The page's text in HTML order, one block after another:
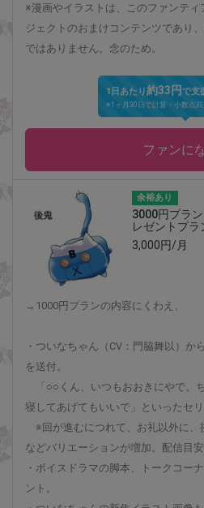
※漫画やイラストは、このファンティ
ジェクトのおまけコンテンツであり
ではありません。念のため。
1日あたり約33円 で支
※1ヶ月30日で計算・小数点
ファンに
余裕あり
3000円プラ
レゼントプラ
3,000円/月
→1000円プランの内容にくわえ、
・ついなちゃん（CV：門脇舞以）か
を送付。
「○○くん、いつもおおきにやで。
寝してあげてもいいで」といったセリ
※回が進むにつれて、お礼以外に、
などバリエーションが増加。配信目
・ボイスドラマの脚本、トークコー
ント。